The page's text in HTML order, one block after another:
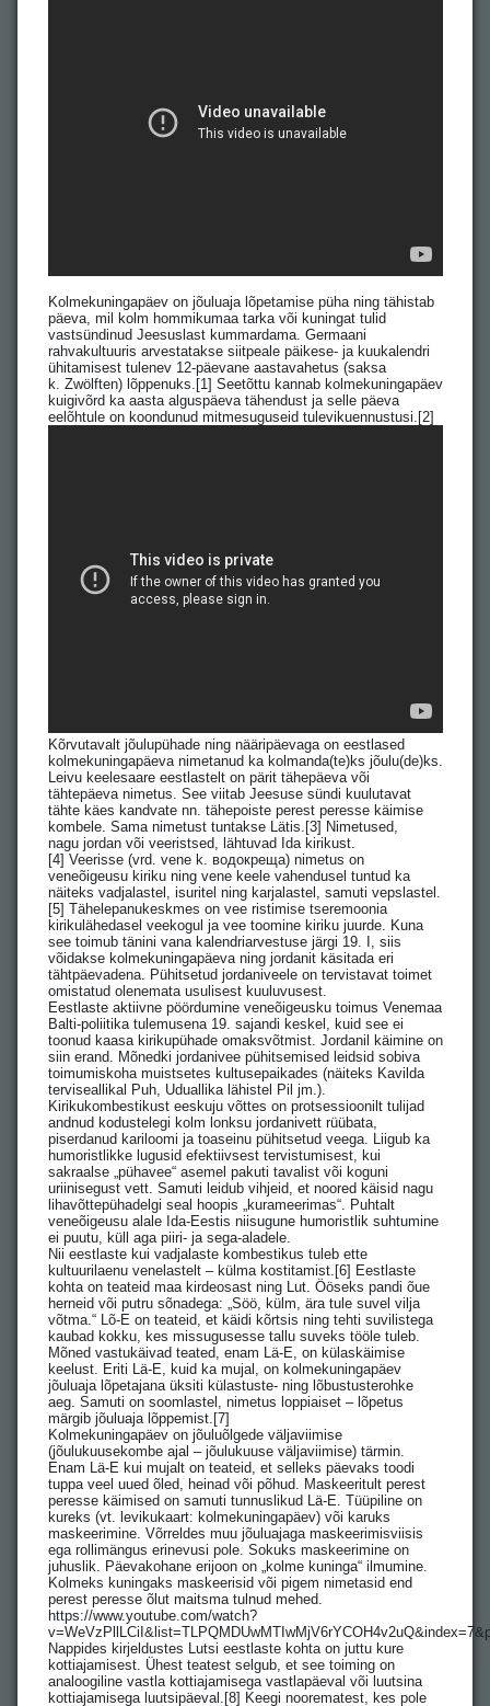
Kolmekuningapäev on jõuluaja lõpetamise püha ning tähistab
päeva, mil kolm hommikumaa tarka või kuningat tulid
vastsündinud Jeesuslast kummardama. Germaani
rahvakultuuris arvestatakse siitpeale päikese- ja kuukalendri
ühitamisest tulenev 12-päevane aastavahetus (saksa
k. Zwölften) lõppenuks.[1] Seetõttu kannab kolmekuningapäev
kuigivõrd ka aasta alguspäeva tähendust ja selle päeva
eelõhtule on koondunud mitmesuguseid tulevikuennustusi.[2]
Kõrvutavalt jõulupühade ning nääripäevaga on eestlased
kolmekuningapäeva nimetanud ka kolmanda(te)ks jõulu(de)ks.
Leivu keelesaare eestlastelt on pärit tähepäeva või
tähtepäeva nimetus. See viitab Jeesuse sündi kuulutavat
tähte käes kandvate nn. tähepoiste perest peresse käimise
kombele. Sama nimetust tuntakse Lätis.[3] Nimetused,
nagu jordan või veeristsed, lähtuvad Ida kirikust.
[4] Veerisse (vrd. vene k. водокреща) nimetus on
veneõigeusu kiriku ning vene keele vahendusel tuntud ka
näiteks vadjalastel, isuritel ning karjalastel, samuti vepslastel.
[5] Tähelepanukeskmes on vee ristimise tseremoonia
kirikulähedasel veekogul ja vee toomine kiriku juurde. Kuna
see toimub tänini vana kalendriarvestuse järgi 19. I, siis
võidakse kolmekuningapäeva ning jordanit käsitada eri
tähtpäevadena. Pühitsetud jordaniveele on tervistavat toimet
omistatud olenemata usulisest kuuluvusest.
Eestlaste aktiivne pöördumine veneõigeusku toimus Venemaa
Balti-poliitika tulemusena 19. sajandi keskel, kuid see ei
toonud kaasa kirikupühade omaksvõtmist. Jordanil käimine on
siin erand. Mõnedki jordanivee pühitsemised leidsid sobiva
toimumiskoha muistsetes kultusepaikades (näiteks Kavilda
terviseallikal Puh, Uduallika lähistel Pil jm.).
Kirikukombestikust eeskuju võttes on protsessioonilt tulijad
andnud kodustelegi kolm lonksu jordanivett rüübata,
piserdanud kariloomi ja toaseinu pühitsetud veega. Liigub ka
humoristlikke lugusid efektiivsest tervistumisest, kui
sakraalse „pühavee“ asemel pakuti tavalist või koguni
uriinisegust vett. Samuti leidub vihjeid, et noored käisid nagu
lihavõttepühadelgi seal hoopis „kurameerimas“. Puhtalt
veneõigeusu alale Ida-Eestis niisugune humoristlik suhtumine
ei puutu, küll aga piiri- ja sega-aladele.
Nii eestlaste kui vadjalaste kombestikus tuleb ette
kultuurilaenu venelastelt – külma kostitamist.[6] Eestlaste
kohta on teateid maa kirdeosast ning Lut. Ööseks pandi õue
herneid või putru sõnadega: „Söö, külm, ära tule suvel vilja
võtma.“ Lõ-E on teateid, et käidi kõrtsis ning tehti suvilistega
kaubad kokku, kes missugusesse tallu suveks tööle tuleb.
Mõned vastukäivad teated, enam Lä-E, on külaskäimise
keelust. Eriti Lä-E, kuid ka mujal, on kolmekuningapäev
jõuluaja lõpetajana üksiti külastuste- ning lõbustusterohke
aeg. Samuti on soomlastel, nimetus loppiaiset – lõpetus
märgib jõuluaja lõppemist.[7]
Kolmekuningapäev on jõuluõlgede väljaviimise
(jõulukuusekombe ajal – jõulukuuse väljaviimise) tärmin.
Enam Lä-E kui mujalt on teateid, et selleks päevaks toodi
tuppa veel uued õled, heinad või põhud. Maskeeritult perest
peresse käimised on samuti tunnuslikud Lä-E. Tüüpiline on
kureks (vt. levikukaart: kolmekuningapäev) või karuks
maskeerimine. Võrreldes muu jõuluajaga maskeerimisviisis
ega rollimängus erinevusi pole. Sokuks maskeerimine on
juhuslik. Päevakohane erijoon on „kolme kuninga“ ilmumine.
Kolmeks kuningaks maskeerisid või pigem nimetasid end
perest peresse õlut maitsma tulnud mehed.
https://www.youtube.com/watch?
Nappides kirjeldustes Lutsi eestlaste kohta on juttu kure
kottiajamisest. Ühest teatest selgub, et see toiming on
analoogiline vastla kottiajamisega vastlapäeval või luutsina
kottiajamisega luutsipäeval.[8] Keegi noorematest, kes pole